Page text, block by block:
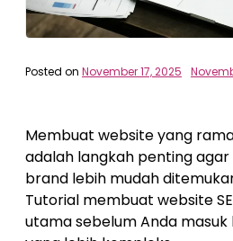
Posted on November 17, 2025
Membuat website yang
adalah langkah penting agar
brand lebih mudah
Tutorial membuat website
utama sebelum Anda